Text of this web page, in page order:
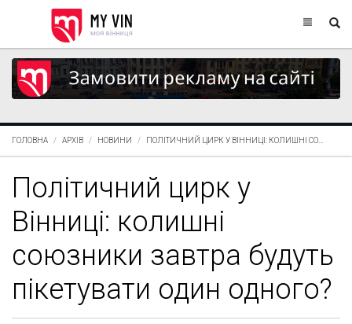
ГОЛОВНА АРХІВ НОВИНИ ПОЛІТИЧНИЙ ЦИРК У ВІННИЦІ: КОЛИШНІ СО...
Політичний цирк у
Вінниці: колишні
союзники завтра будуть
пікетувати один одного?